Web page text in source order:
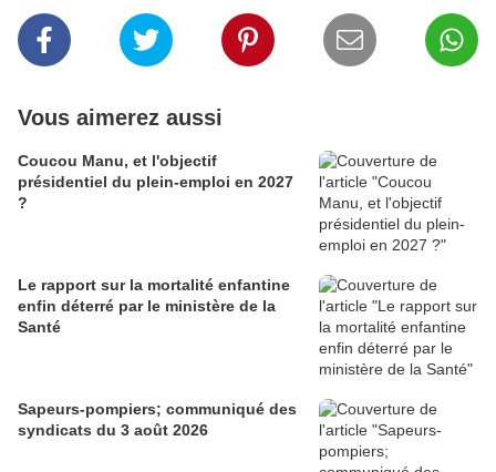
Vous aimerez aussi
Coucou Manu, et l'objectif
présidentiel du plein-emploi en 2027
?
Le rapport sur la mortalité enfantine
enfin déterré par le ministère de la
Santé
Sapeurs-pompiers; communiqué des
syndicats du 3 août 2026